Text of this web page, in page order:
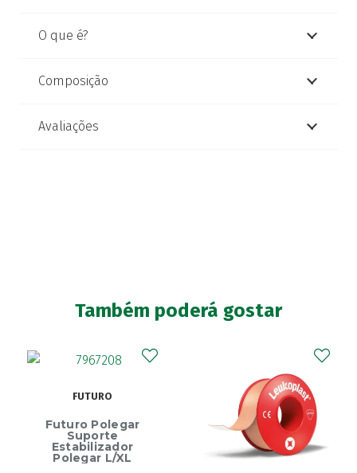
O que é?
Composição
Avaliações
Também poderá gostar
FUTURO
Futuro Polegar
Suporte
Estabilizador
Polegar L/XL